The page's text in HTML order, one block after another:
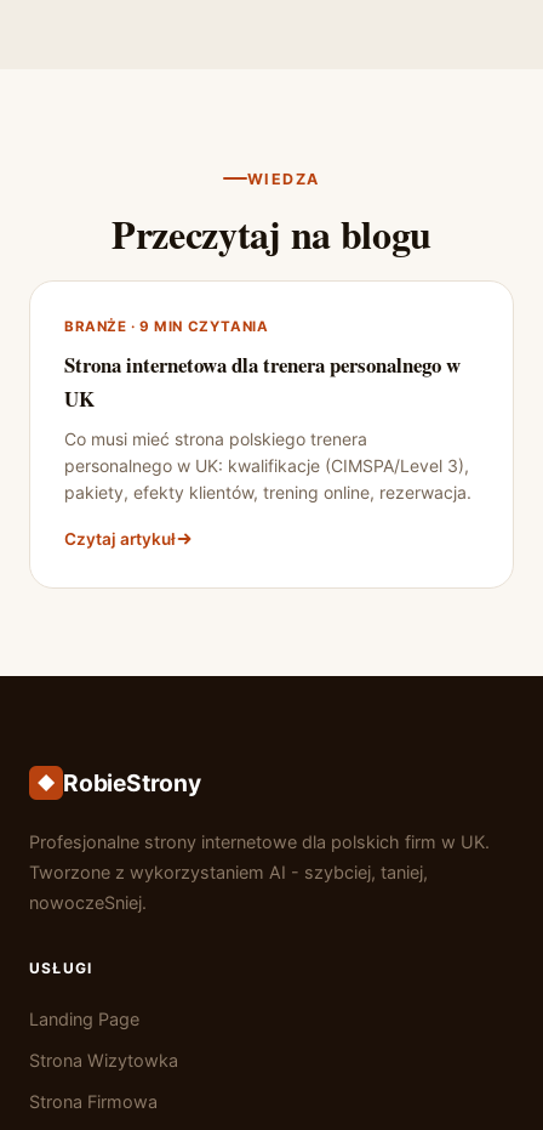
WIEDZA
Przeczytaj na blogu
BRANŻE · 9 MIN CZYTANIA
Strona internetowa dla trenera personalnego w
UK
Co musi mieć strona polskiego trenera
personalnego w UK: kwalifikacje (CIMSPA/Level 3),
pakiety, efekty klientów, trening online, rezerwacja.
Czytaj artykuł
RobieStrony
Profesjonalne strony internetowe dla polskich firm w UK.
Tworzone z wykorzystaniem AI - szybciej, taniej,
nowoczeSniej.
USŁUGI
Landing Page
Strona Wizytowka
Strona Firmowa